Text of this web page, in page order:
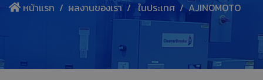
หน้าแรก ผลงานของเรา ในประเทศ AJINOMOTO